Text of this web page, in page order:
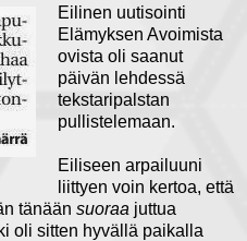
Eilinen uutisointi
Elämyksen Avoimista
ovista oli saanut
päivän lehdessä
tekstaripalstan
pullistelemaan.
Eiliseen arpailuuni
liittyen voin kertoa, että
tänään suoraa juttua
oli sitten hyvällä paikalla